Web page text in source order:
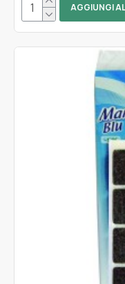
AGGIUNGI